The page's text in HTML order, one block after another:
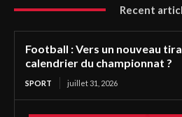
Recent
Football : Vers un nouveau
calendrier du championnat ?
SPORT juillet 31, 2026